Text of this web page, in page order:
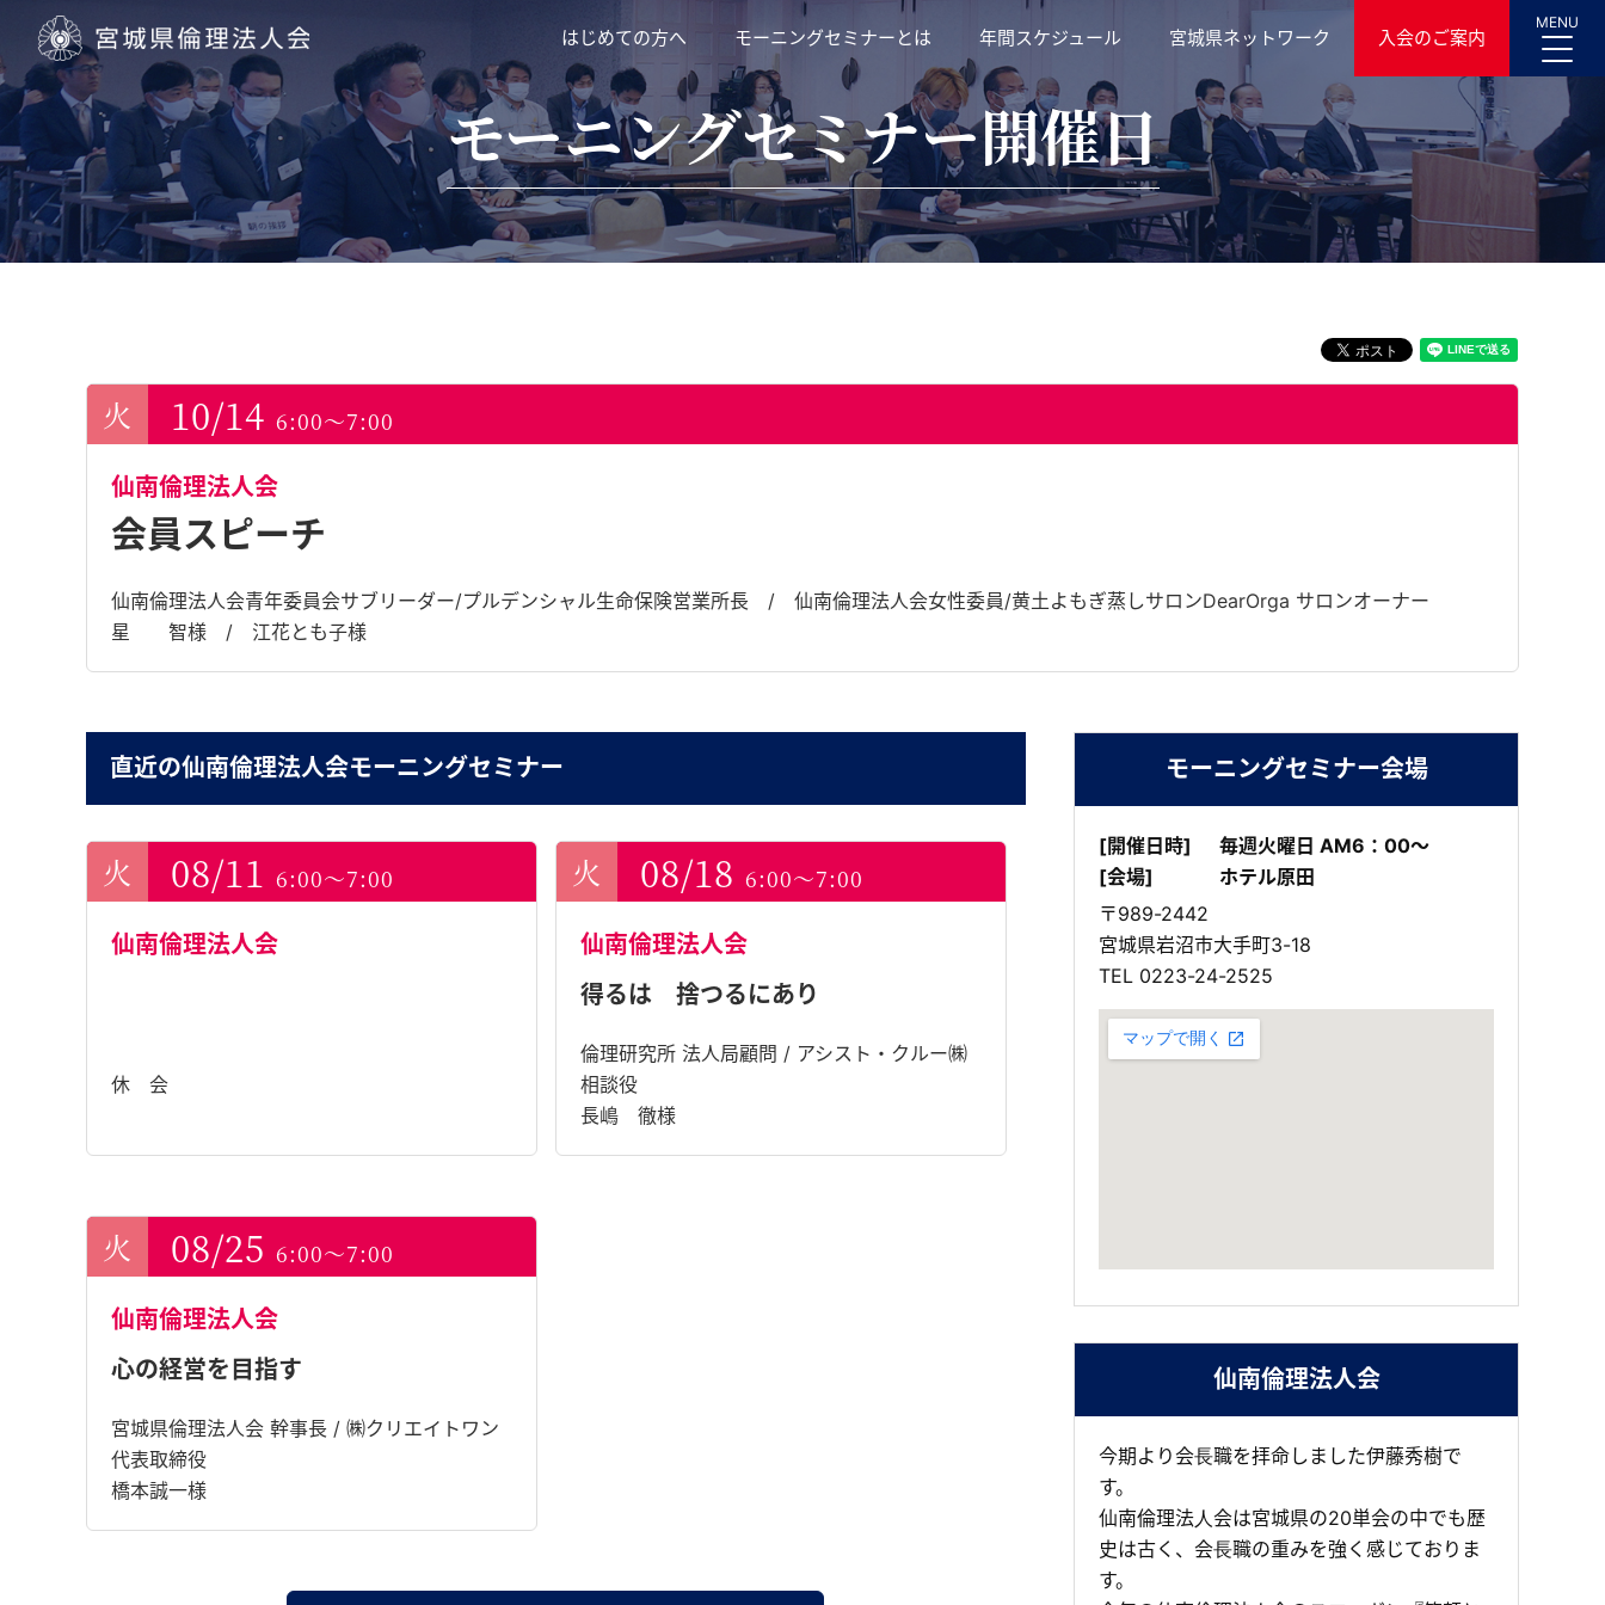
宮城県倫理法人会
はじめての方へ モーニングセミナーとは 年間スケジュール 宮城県ネットワーク 入会のご案内
MENU
モーニングセミナー開催日
10/14 6:00～7:00
仙南倫理法人会
会員スピーチ
仙南倫理法人会青年委員会サブリーダー/プルデンシャル生命保険営業所長 / 仙南倫理法人会女性委員/黄土よもぎ蒸しサロンDearOrga サロンオーナー
星 智様 / 江花とも子様
直近の仙南倫理法人会モーニングセミナー
08/11 6:00～7:00
仙南倫理法人会
休 会
08/186:00～7:00
仙南倫理法人会
得るは 捨つるにあり
倫理研究所 法人局顧問 / アシスト・クルー㈱
相談役
長嶋 徹様
08/25 6:00～7:00
仙南倫理法人会
心の経営を目指す
宮城県倫理法人会 幹事長 / ㈱クリエイトワン
代表取締役
橋本誠一様
モーニングセミナー会場
[開催日時]
毎週火曜日 AM6：00～
[会場]
ホテル原田
〒989-2442
宮城県岩沼市大手町3-18
TEL 0223-24-2525
仙南倫理法人会
今期より会⻑職を拝命しました伊藤秀樹で
す。
仙南倫理法⼈会は宮城県の20単会の中でも歴
史は古く、会⻑職の重みを強く感じておりま
す。